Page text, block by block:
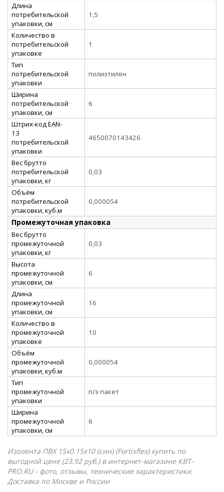
Длина
потребительской
упаковки, см
1,5
Количество в
потребительской
упаковке
1
Тип
потребительской
упаковки
полиэтилен
Ширина
потребительской
упаковки, см
6
Штрих-код EAN-
13
потребительской
упаковки
4650070143426
Вес брутто
потребительской
упаковки, кг
0,03
Объём
потребительской
упаковки, куб.м
0,000054
Промежуточная упаковка
Вес брутто
промежуточной
упаковки, кг
0,03
Высота
промежуточной
упаковки, см
6
Длина
промежуточной
упаковки, см
16
Количество в
промежуточной
упаковке
10
Объём
промежуточной
упаковки, куб.м
0,000054
Тип
промежуточной
упаковки
п/э пакет
Ширина
промежуточной
упаковки, см
6
Изолента ПВХ 15х0.15х10 (син) (Fortisflex) купить по
выгодной цене (23.92 руб.) в интернет-магазине КВТ-
PRO.RU - фото, отзывы, технические характеристики.
Доставка по Москве и России